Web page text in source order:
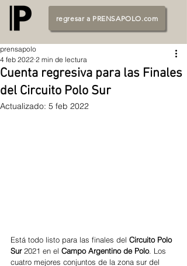
regresar a PRENSAPOLO.com
Cuenta regresiva para las Finales
del Circuito Polo Sur
prensapolo
4 feb 2022 2 min de lectura
Actualizado: 5 feb 2022
Está todo listo para las finales del Circuito Polo
Sur 2021 en el Campo Argentino de Polo. Los
cuatro mejores conjuntos de la zona sur del